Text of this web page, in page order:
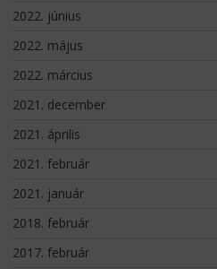
2022. június
2022. május
2022. március
2021. december
2021. április
2021. február
2021. január
2018. február
2017. február